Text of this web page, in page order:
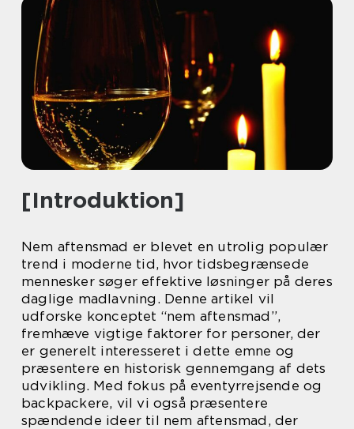
[Introduktion]
Nem aftensmad er blevet en utrolig populær
trend i moderne tid, hvor tidsbegrænsede
mennesker søger effektive løsninger på deres
daglige madlavning. Denne artikel vil
udforske konceptet “nem aftensmad”,
fremhæve vigtige faktorer for personer, der
er generelt interesseret i dette emne og
præsentere en historisk gennemgang af dets
udvikling. Med fokus på eventyrrejsende og
backpackere, vil vi også præsentere
spændende ideer til nem aftensmad, der